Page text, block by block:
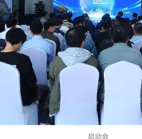
启动会